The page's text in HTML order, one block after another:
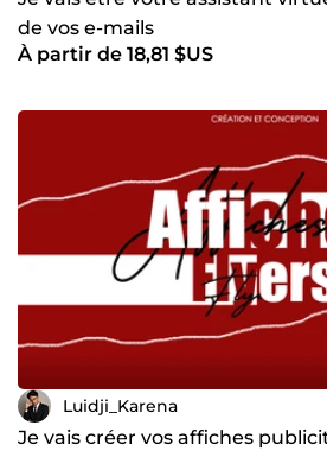
de vos e-mails
À partir de 18,81 $US
Luidji_Karena
Je vais créer vos affiches